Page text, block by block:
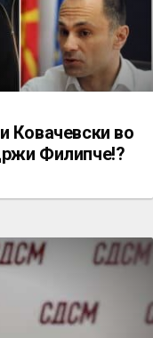
Ковачевски во
Филипче!?